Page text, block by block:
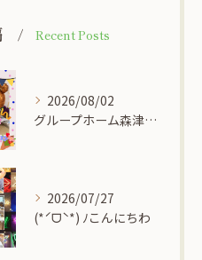
Recent Posts
2026/08/02
グループホーム森津の里
2026/07/27
(*ˊᗜˋ*) ﾉこんにちわ